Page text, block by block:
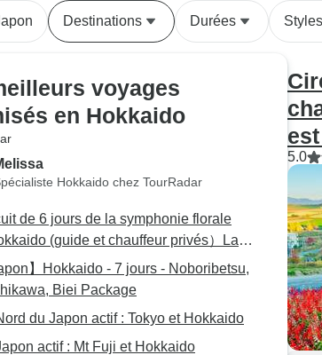
Destinations Durées
voyages
en Hokkaido
Hokkaido chez TourRadar
de 6 jours de la symphonie florale
(guide et chauffeur privés）La
période pour visiter la région est
juin et août, en été.
】Hokkaido - 7 jours - Noboribetsu,
Biei Package
du Japon actif : Tokyo et Hokkaido
actif : Mt Fuji et Hokkaido
5.0